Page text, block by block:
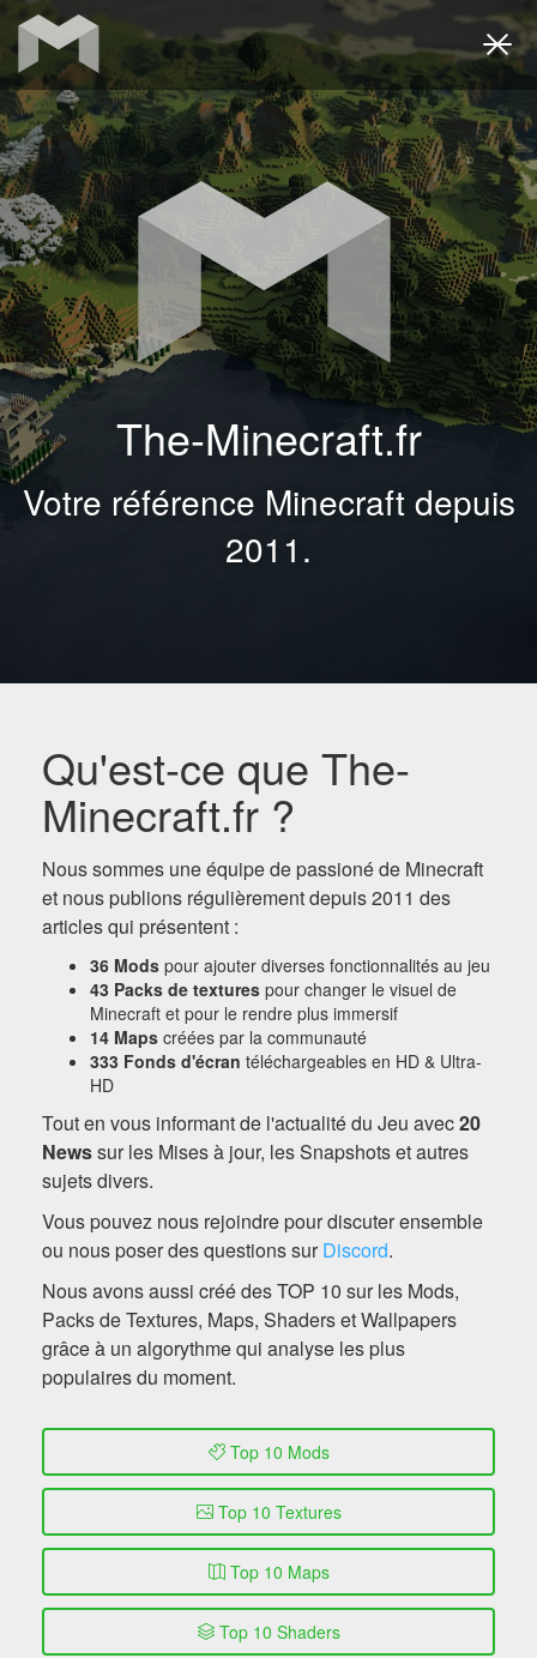
The-Minecraft.fr
Votre référence Minecraft depuis
2011.
Qu'est-ce que The-
Minecraft.fr ?
Nous sommes une équipe de passioné de Minecraft
et nous publions régulièrement depuis 2011 des
articles qui présentent :
36 Mods pour ajouter diverses fonctionnalités au jeu
43 Packs de textures pour changer le visuel de
Minecraft et pour le rendre plus immersif
14 Maps créées par la communauté
333 Fonds d'écran téléchargeables en HD & Ultra-
HD
Tout en vous informant de l'actualité du Jeu avec20
Newssur les Mises à jour, les Snapshots et autres
sujets divers.
Vous pouvez nous rejoindre pour discuter ensemble
ou nous poser des questions sur Discord.
Nous avons aussi créé des TOP 10 sur les Mods,
Packs de Textures, Maps, Shaders et Wallpapers
grâce à un algorythme qui analyse les plus
populaires du moment.
Top 10 Mods
Top 10 Textures
Top 10 Maps
Top 10 Shaders